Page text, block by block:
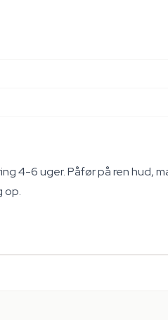
4-6 uger. Påfør på ren hud,
op.